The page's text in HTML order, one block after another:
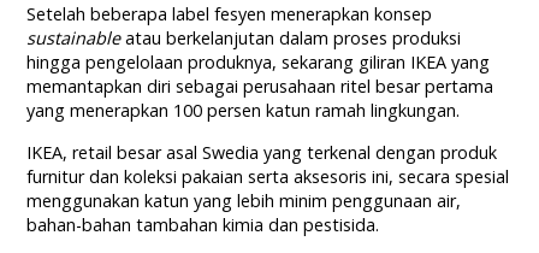
Setelah beberapa label fesyen menerapkan konsep
sustainableatau berkelanjutan dalam proses produksi
hingga pengelolaan produknya, sekarang giliran IKEA yang
memantapkan diri sebagai perusahaan ritel besar pertama
yang menerapkan 100 persen katun ramah lingkungan.
IKEA, retail besar asal Swedia yang terkenal dengan produk
furnitur dan koleksi pakaian serta aksesoris ini, secara spesial
menggunakan katun yang lebih minim penggunaan air,
bahan-bahan tambahan kimia dan pestisida.